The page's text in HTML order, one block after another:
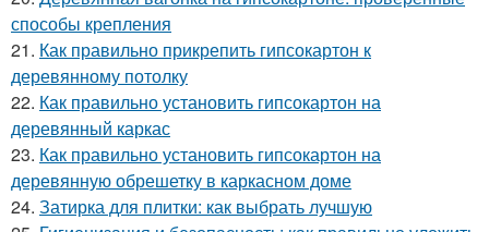
способы крепления
21. Как правильно прикрепить гипсокартон к
деревянному потолку
22. Как правильно установить гипсокартон на
деревянный каркас
23. Как правильно установить гипсокартон на
деревянную обрешетку в каркасном доме
24. Затирка для плитки: как выбрать лучшую